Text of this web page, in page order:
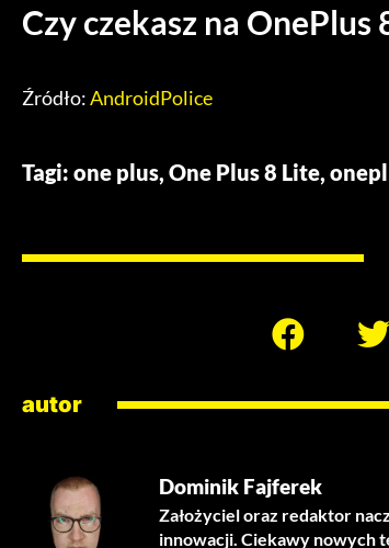
Czy czekasz na OnePlus
Źródło:AndroidPolice
Tagi: one plus, One Plus 8 Lite,
autor
Dominik Fajferek
Założyciel oraz redaktor
innowacji. Ciekawy nowych